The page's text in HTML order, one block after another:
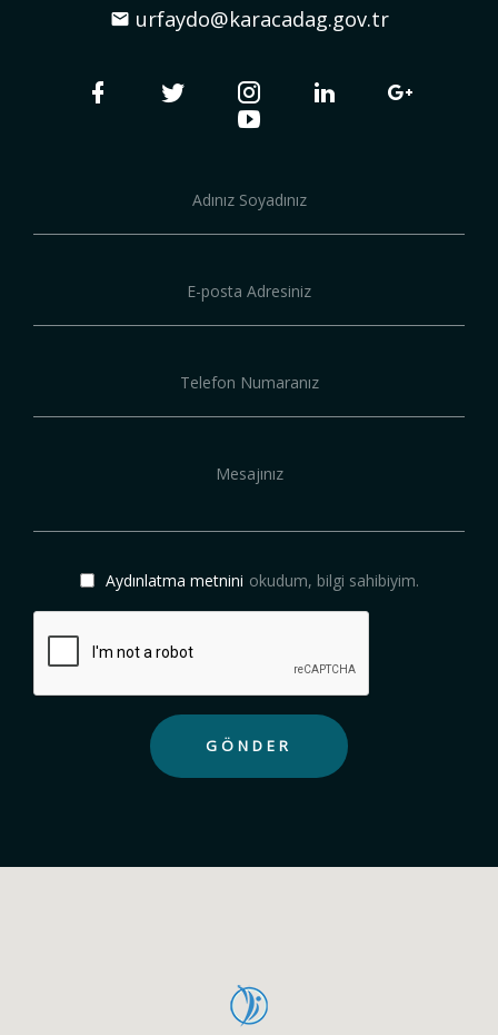
urfaydo@karacadag.gov.tr
Aydınlatma metnini okudum, bilgi sahibiyim.
GÖNDER